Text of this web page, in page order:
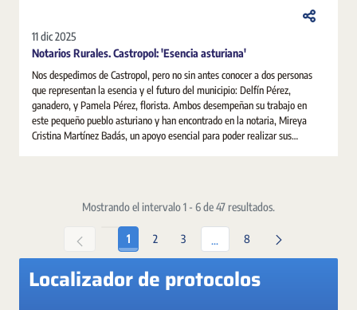
11 dic 2025
Notarios Rurales. Castropol: 'Esencia asturiana'
Nos despedimos de Castropol, pero no sin antes conocer a dos personas
que representan la esencia y el futuro del municipio: Delfín Pérez,
ganadero, y Pamela Pérez, florista. Ambos desempeñan su trabajo en
este pequeño pueblo asturiano y han encontrado en la notaria, Mireya
Cristina Martínez Badás, un apoyo esencial para poder realizar sus
Mostrando el intervalo 1 - 6 de 47 resultados.
Página
1 Página
2 Página
3 ... Páginas intermedias Use
Página
8
Localizador de protocolos